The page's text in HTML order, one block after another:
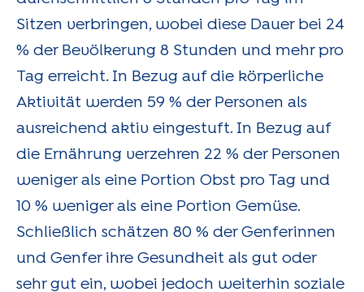
Sitzen verbringen, wobei diese Dauer bei 24
% der Bevölkerung 8 Stunden und mehr pro
Tag erreicht. In Bezug auf die körperliche
Aktivität werden 59 % der Personen als
ausreichend aktiv eingestuft. In Bezug auf
die Ernährung verzehren 22 % der Personen
weniger als eine Portion Obst pro Tag und
10 % weniger als eine Portion Gemüse.
Schließlich schätzen 80 % der Genferinnen
und Genfer ihre Gesundheit als gut oder
sehr gut ein, wobei jedoch weiterhin soziale